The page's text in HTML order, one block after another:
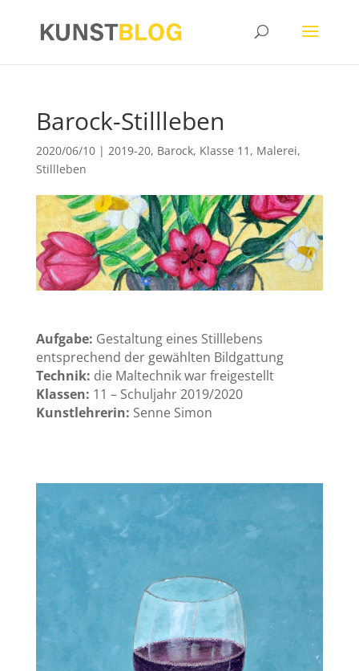
Barock-Stillleben
2020/06/10| 2019-20, Barock, Klasse 11 , Malerei,
Stillleben
Aufgabe: Gestaltung eines Stilllebens
entsprechend der gewählten Bildgattung
Technik: die Maltechnik war freigestellt
Klassen: 11 – Schuljahr 2019/2020
Kunstlehrerin: Senne Simon